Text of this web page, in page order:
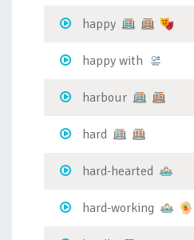
happy
happy with
harbour
hard
hard-hearted
hard-working